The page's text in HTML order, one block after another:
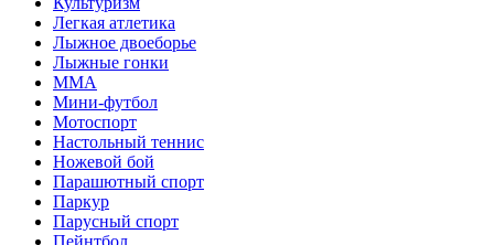
Легкая атлетика
Лыжное двоеборье
Лыжные гонки
ММА
Мини-футбол
Мотоспорт
Настольный теннис
Ножевой бой
Парашютный спорт
Паркур
Парусный спорт